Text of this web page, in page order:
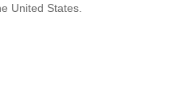
United States.